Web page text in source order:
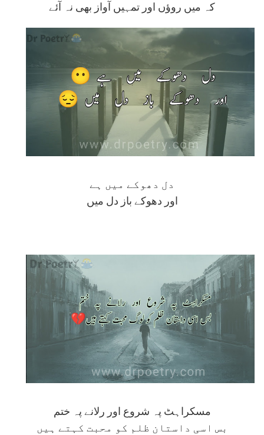
کہ میں روؤں اور تمہیں آواز بھی نہ آئے
دل دھوکے میں ہے
اور دھوکے باز دل میں
مسکراہٹ پہ شروع اور رلانے پہ ختم
بس اسی داستان ظلم کو محبت کہتے ہیں